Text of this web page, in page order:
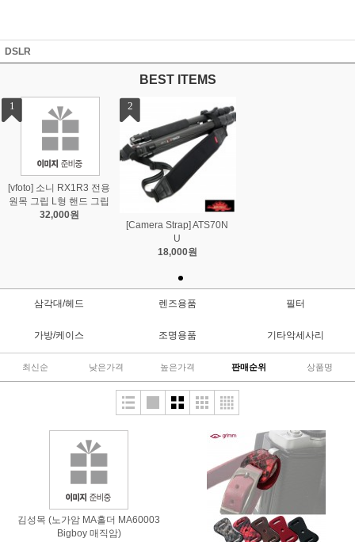
DSLR
BEST ITEMS
1
[vfoto] 소니 RX1R3 전용
원목 그립 L형 핸드 그립
32,000원
2
[Camera Strap] ATS70N
U
18,000원
삼각대/헤드 렌즈용품 필터
가방/케이스 조명용품 기타악세사리
최신순 낮은가격 높은가격 판매순위 상품명
김성목 (노가암 MA홀더 MA60003
Bigboy 매직암)